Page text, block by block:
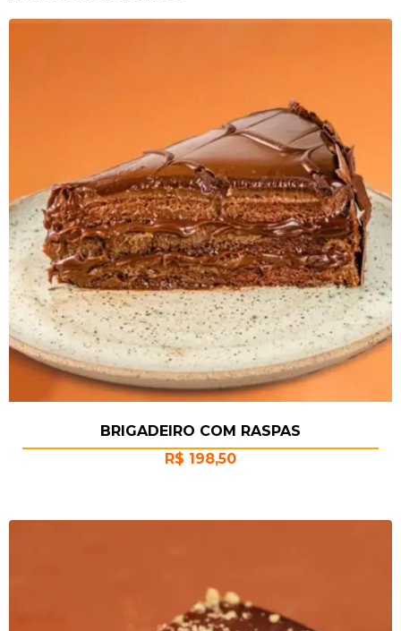
BRIGADEIRO COM RASPAS
R$ 198,50